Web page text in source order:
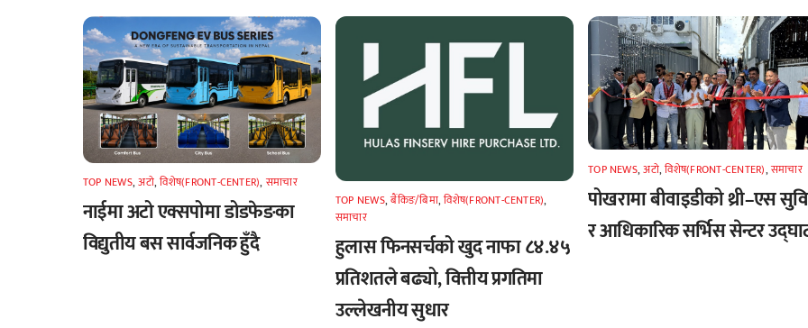
TOP NEWS,अटाे,विशेष(FRONT-CENTER), समाचार
नाईमा अटो एक्सपोमा डोडफेङका
विद्युतीय बस सार्वजनिक हुँदै
TOP NEWS,बैंकिङ/बिमा,विशेष(FRONT-CENTER),
समाचार
हुलास फिनसर्चको खुद नाफा ८४.४५
प्रतिशतले बढ्यो, वित्तीय प्रगतिमा
उल्लेखनीय सुधार
TOP NEWS,अटाे,विशेष(FRONT-CENTER),समाचार
पोखरामा बीवाइडीको थ्री–एस
र आधिकारिक सर्भिस सेन्टर